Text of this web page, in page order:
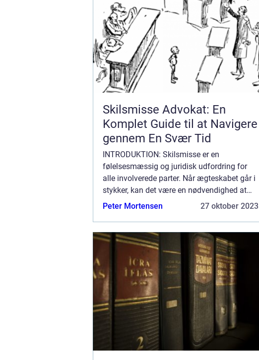
Skilsmisse Advokat: En
Komplet Guide til at Navigere
gennem En Svær Tid
INTRODUKTION: Skilsmisse er en
følelsesmæssig og juridisk udfordring for
alle involverede parter. Når ægteskabet går i
stykker, kan det være en nødvendighed at
søge hjælp fra en skilsmisse advokat for at
Peter Mortensen 27 oktober 2023